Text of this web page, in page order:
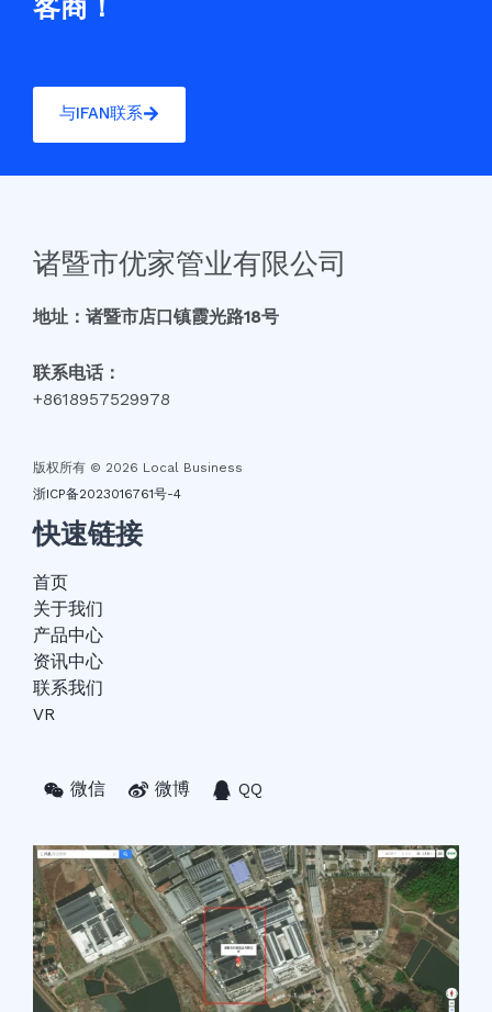
与IFAN联系
诸暨市优家管业有限公司
地址：诸暨市店口镇霞光路18号
联系电话：
+8618957529978
版权所有 © 2026 Local Business
浙ICP备2023016761号-4
快速链接
首页
关于我们
产品中心
资讯中心
联系我们
VR
微信 微博 QQ